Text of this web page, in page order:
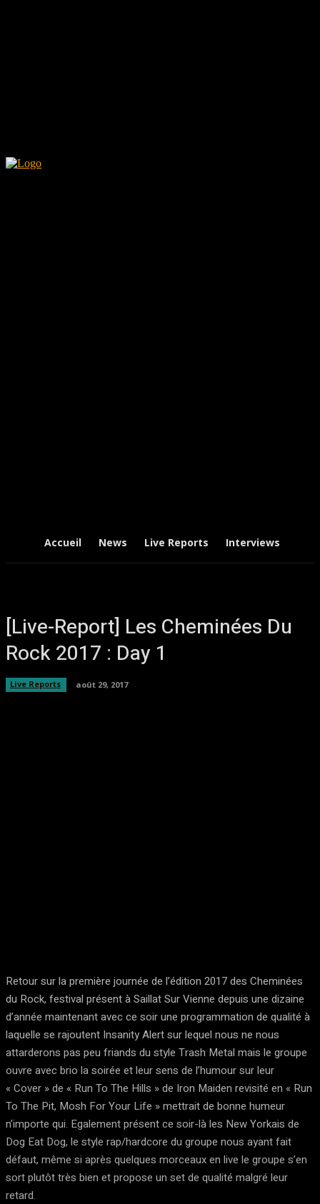
Accueil News Live Reports Interviews
[Live-Report] Les Cheminées Du
Rock 2017 : Day 1
Live Reports août 29, 2017
Retour sur la première journée de l’édition 2017 des Cheminées
du Rock, festival présent à Saillat Sur Vienne depuis une dizaine
d’année maintenant avec ce soir une programmation de qualité à
laquelle se rajoutent Insanity Alert sur lequel nous ne nous
attarderons pas peu friands du style Trash Metal mais le groupe
ouvre avec brio la soirée et leur sens de l’humour sur leur
« Cover » de « Run To The Hills » de Iron Maiden revisité en « Run
To The Pit, Mosh For Your Life » mettrait de bonne humeur
n’importe qui. Egalement présent ce soir-là les New Yorkais de
Dog Eat Dog, le style rap/hardcore du groupe nous ayant fait
défaut, même si après quelques morceaux en live le groupe s’en
sort plutôt très bien et propose un set de qualité malgré leur
retard.